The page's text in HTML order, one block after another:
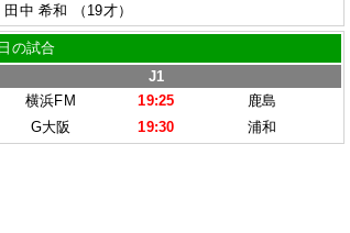
田中 希和
（19才）
の試合
J1
横浜FM
19:25
鹿島
G大阪
19:30 浦和